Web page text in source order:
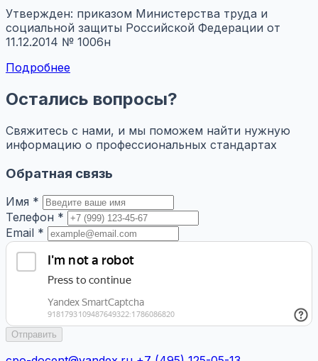
Утвержден: приказом Министерства труда и
социальной защиты Российской Федерации от
11.12.2014 № 1006н
Подробнее
Остались вопросы?
Свяжитесь с нами, и мы поможем найти нужную
информацию о профессиональных стандартах
Обратная связь
Имя *
Телефон *
Email *
Отправить